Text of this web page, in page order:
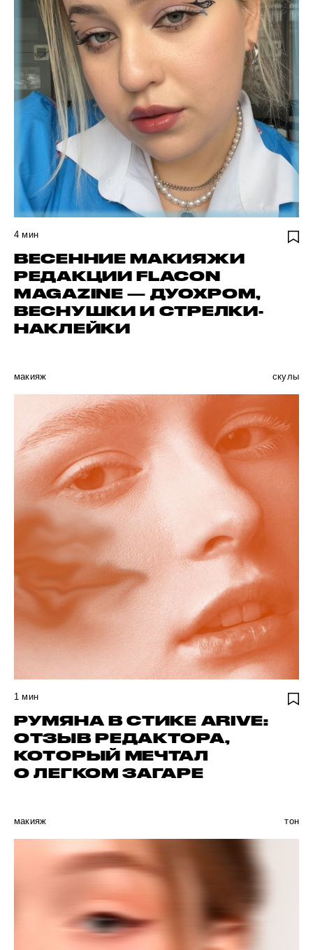
4 мин
ВЕСЕННИЕ МАКИЯЖИ
РЕДАКЦИИ FLACON
MAGAZINE — ДУОХРОМ,
ВЕСНУШКИ И СТРЕЛКИ-
НАКЛЕЙКИ
макияж скулы
1 мин
РУМЯНА В СТИКЕ ARIVE:
ОТЗЫВ РЕДАКТОРА,
КОТОРЫЙ МЕЧТАЛ
О ЛЕГКОМ ЗАГАРЕ
макияж тон